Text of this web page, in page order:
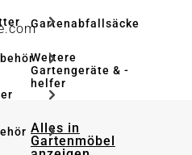
Gartenabfallsäcke
Weitere
Gartengeräte & -
helfer
Alles in
Gartenmöbel